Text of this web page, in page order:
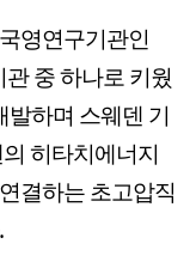
영연구기관인
중 하나로 키웠
발하며 스웨덴 기
히타치에너지
결하는 초고압직